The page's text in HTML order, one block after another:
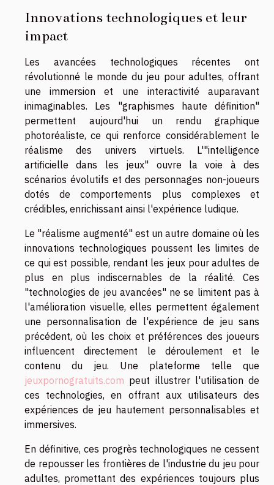
Innovations technologiques et leur
impact
Les avancées technologiques récentes ont
révolutionné le monde du jeu pour adultes, offrant
une immersion et une interactivité auparavant
inimaginables. Les "graphismes haute définition"
permettent aujourd'hui un rendu graphique
photoréaliste, ce qui renforce considérablement le
réalisme des univers virtuels. L'"intelligence
artificielle dans les jeux" ouvre la voie à des
scénarios évolutifs et des personnages non-joueurs
dotés de comportements plus complexes et
crédibles, enrichissant ainsi l'expérience ludique.
Le "réalisme augmenté" est un autre domaine où les
innovations technologiques poussent les limites de
ce qui est possible, rendant les jeux pour adultes de
plus en plus indiscernables de la réalité. Ces
"technologies de jeu avancées" ne se limitent pas à
l'amélioration visuelle, elles permettent également
une personnalisation de l'expérience de jeu sans
précédent, où les choix et préférences des joueurs
influencent directement le déroulement et le
contenu du jeu. Une plateforme telle que
jeuxpornogratuits.com peut illustrer l'utilisation de
ces technologies, en offrant aux utilisateurs des
expériences de jeu hautement personnalisables et
immersives.
En définitive, ces progrès technologiques ne cessent
de repousser les frontières de l'industrie du jeu pour
adultes, promettant des expériences toujours plus